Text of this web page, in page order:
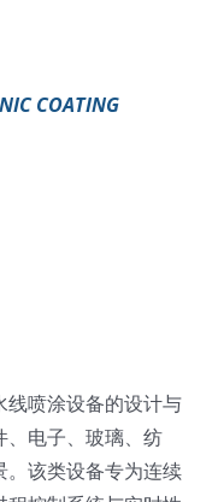
COATING
喷涂设备的设计与
、电子、玻璃、纺
该类设备专为连续